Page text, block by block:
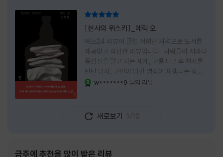
[천사의 위스키]_에릭 오
예스24 리뷰어 클럽 서평단 자격으로 도서를
제공받고 작성한 리뷰입니다 사람들이 저마다
등껍질을 달고 사는 세계, 교통사고 후 천사를
만난 남자, 고인이 남긴 영상이 재생되는 장례
식장에서 똥을 싼 개. 이 책에는 몇 줄만 읽어도
넘어가 있었다. 소설을 읽으면서 잘 만든 단편
애니메이션 여러 편을 차례로 보는 기분이 들었
선명하게 그려졌고, 한 편이 끝날 때마다 질문
w*******9 님의 리뷰
새로보기 1/10
금주에 추천을 많이 받은 리뷰